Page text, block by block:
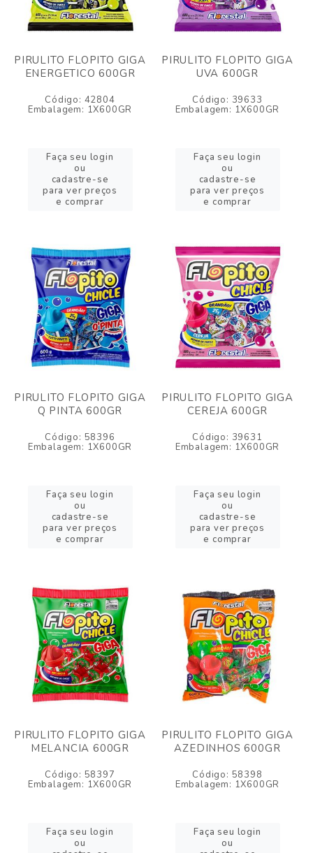
PIRULITO FLOPITO GIGA
ENERGETICO 600GR
Código: 42804
Embalagem: 1X600GR
Faça seu login
ou
cadastre-se
para ver preços
e comprar
PIRULITO FLOPITO GIGA
UVA 600GR
Código: 39633
Embalagem: 1X600GR
Faça seu login
ou
cadastre-se
para ver preços
e comprar
PIRULITO FLOPITO GIGA
Q PINTA 600GR
Código: 58396
Embalagem: 1X600GR
Faça seu login
ou
cadastre-se
para ver preços
e comprar
PIRULITO FLOPITO GIGA
CEREJA 600GR
Código: 39631
Embalagem: 1X600GR
Faça seu login
ou
cadastre-se
para ver preços
e comprar
PIRULITO FLOPITO GIGA
MELANCIA 600GR
Código: 58397
Embalagem: 1X600GR
Faça seu login
ou
PIRULITO FLOPITO GIGA
AZEDINHOS 600GR
Código: 58398
Embalagem: 1X600GR
Faça seu login
ou